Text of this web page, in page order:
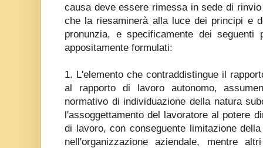
causa deve essere rimessa in sede di
che la riesaminerà alla luce dei principi e
pronunzia, e specificamente dei
appositamente formulati:
1. L'elemento che contraddistingue il
al rapporto di lavoro autonomo,
normativo di individuazione della natura
l'assoggettamento del lavoratore al potere
di lavoro, con conseguente limitazione
nell'organizzazione aziendale, mentre